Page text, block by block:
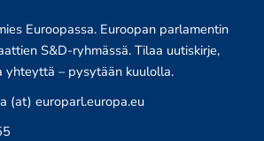
Euroopassa. Euroopan parlamentin
S&D-ryhmässä. Tilaa uutiskirje,
yhteyttä – pysytään kuulolla.
(at) europarl.europa.eu